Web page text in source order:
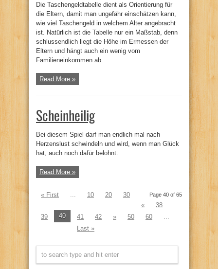
Die Taschengeldtabelle dient als Orientierung für
die Eltern, damit man ungefähr einschätzen kann,
wie viel Taschengeld in welchem Alter angebracht
ist. Natürlich ist die Tabelle nur ein Maßstab, denn
schlussendlich liegt die Höhe im Ermessen der
Eltern und hängt auch ein wenig vom
Familieneinkommen ab.
Read More »
Scheinheilig
Bei diesem Spiel darf man endlich mal nach
Herzenslust schwindeln und wird, wenn man Glück
hat, auch noch dafür belohnt.
Read More »
Page 40 of 65
« First 10 20
30
«
38
39
40 41 42 » 50 60
Last »